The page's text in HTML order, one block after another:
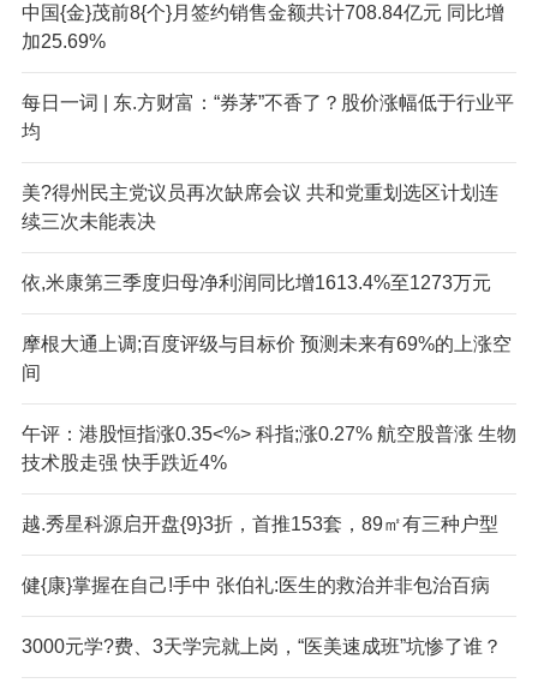
中国{金}茂前8{个}月签约销售金额共计708.84亿元 同比增
加25.69%
每日一词 | 东.方财富：“券茅”不香了？股价涨幅低于行业平
均
美?得州民主党议员再次缺席会议 共和党重划选区计划连
续三次未能表决
依,米康第三季度归母净利润同比增1613.4%至1273万元
摩根大通上调;百度评级与目标价 预测未来有69%的上涨空
间
午评：港股恒指涨0.35<%> 科指;涨0.27% 航空股普涨 生物
技术股走强 快手跌近4%
越.秀星科源启开盘{9}3折，首推153套，89㎡有三种户型
健{康}掌握在自己!手中 张伯礼:医生的救治并非包治百病
3000元学?费、3天学完就上岗，“医美速成班”坑惨了谁？